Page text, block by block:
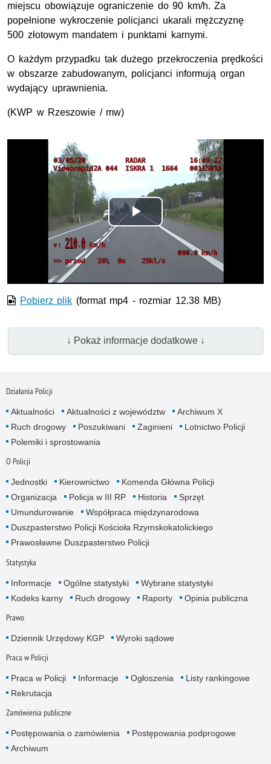
miejscu obowiązuje ograniczenie do 90 km/h. Za
popełnione wykroczenie policjanci ukarali mężczyznę
500 złotowym mandatem i punktami karnymi.
O każdym przypadku tak dużego przekroczenia prędkości
w obszarze zabudowanym, policjanci informują organ
wydający uprawnienia.
(KWP w Rzeszowie / mw)
Odtwórz
wideo
Pobierz plik (format mp4 - rozmiar 12.38 MB)
↓ Pokaż informacje dodatkowe ↓
Działania Policji
Aktualności Aktualności z województw
Archiwum X
Ruch drogowy
Poszukiwani Zaginieni
Lotnictwo Policji
Polemiki i sprostowania
O Policji
Jednostki Kierownictwo
Komenda Główna Policji
Organizacja
Policja w III RP Historia
Sprzęt
Umundurowanie
Współpraca międzynarodowa
Duszpasterstwo Policji Kościoła Rzymskokatolickiego
Prawosławne Duszpasterstwo Policji
Statystyka
Informacje Ogólne statystyki
Wybrane statystyki
Kodeks karny
Ruch drogowy Raporty Opinia publiczna
Prawo
Dziennik Urzędowy KGP Wyroki sądowe
Praca w Policji
Praca w Policji Informacje Ogłoszenia
Listy rankingowe
Rekrutacja
Zamówienia publiczne
Postępowania o zamówienia
Postępowania podprogowe
Archiwum